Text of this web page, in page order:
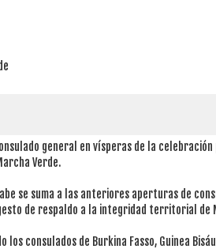
general en vísperas de la
Verde.
se suma a las anteriores aperturas de
de respaldo a la integridad territorial de
consulados de Burkina Fasso, Guinea